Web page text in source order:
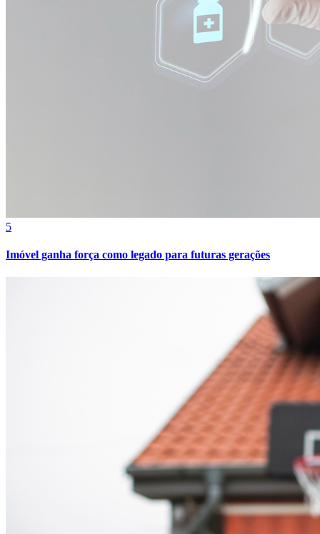
5
Imóvel ganha força como legado para futuras gerações